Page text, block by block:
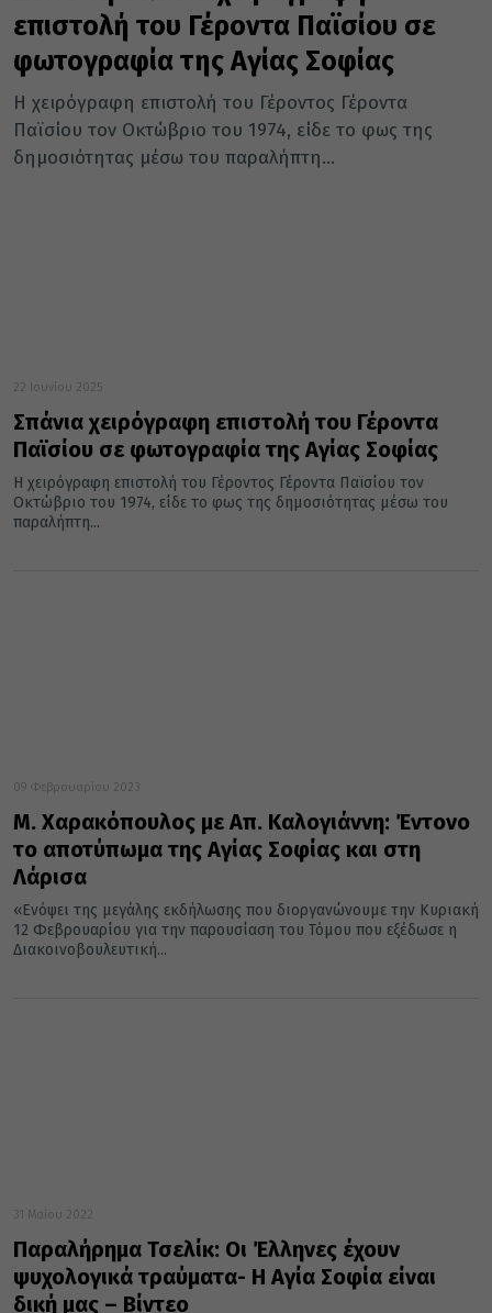
επιστολή του Γέροντα Παϊσίου σε
φωτογραφία της Αγίας Σοφίας
Η χειρόγραφη επιστολή του Γέροντος Γέροντα
Παϊσίου τον Οκτώβριο του 1974, είδε το φως της
δημοσιότητας μέσω του παραλήπτη...
22 Ιουνίου 2025
Σπάνια χειρόγραφη επιστολή του Γέροντα
Παϊσίου σε φωτογραφία της Αγίας Σοφίας
Η χειρόγραφη επιστολή του Γέροντος Γέροντα Παϊσίου τον
Οκτώβριο του 1974, είδε το φως της δημοσιότητας μέσω του
παραλήπτη...
09 Φεβρουαρίου 2023
Μ. Χαρακόπoυλος με Απ. Καλογιάννη: Έντονο
το αποτύπωμα της Αγίας Σοφίας και στη
Λάρισα
«Ενόψει της μεγάλης εκδήλωσης που διοργανώνουμε την Κυριακή
12 Φεβρουαρίου για την παρουσίαση του Τόμου που εξέδωσε η
Διακοινοβουλευτική...
31 Μαΐου 2022
Παραλήρημα Τσελίκ: Οι Έλληνες έχουν
ψυχολογικά τραύματα- Η Αγία Σοφία είναι
δική μας – Βίντεο